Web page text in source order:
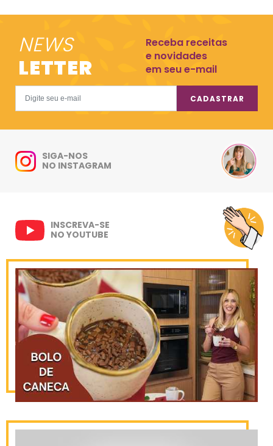
NEWS
LETTER
Receba receitas
e novidades
em seu e-mail
CADASTRAR
SIGA-NOS
NO INSTAGRAM
INSCREVA-SE
NO YOUTUBE